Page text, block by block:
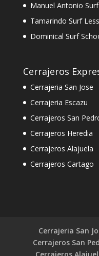
Manuel Antonio
Tamarindo Surf
Dominical Surf
Cerrajeros
Cerrajeria San Jose
Cerrajeria Escazu
Cerrajeros San
Cerrajeros Heredia
Cerrajeros Alajuela
Cerrajeros Cartago
Cerrajeria San
Cerrajeros San
Cerrajeros